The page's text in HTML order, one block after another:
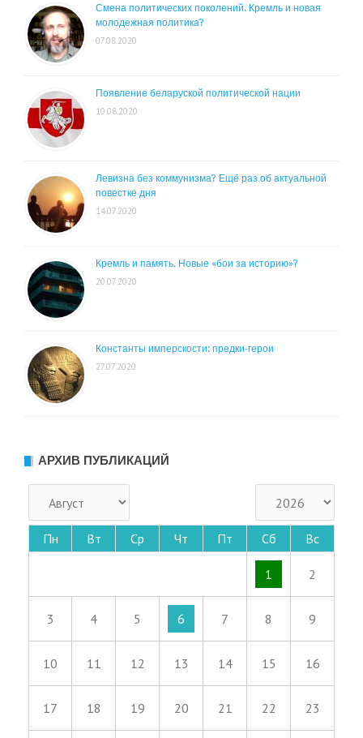
Смена политических поколений. Кремль и новая
молодежная политика?
07.08.2020
Появление беларуской политической нации
10.08.2020
Левизна без коммунизма? Ещё раз об актуальной
повестке дня
14.07.2020
Кремль и память. Новые «бои за историю»?
20.07.2020
Константы имперскости: предки-герои
27.07.2020
АРХИВ ПУБЛИКАЦИЙ
Пн Вт Ср Чт Пт Сб Вс
1 2
3 4 5 6 7 8 9
10 11 12 13 14 15 16
17 18 19 20 21 22 23